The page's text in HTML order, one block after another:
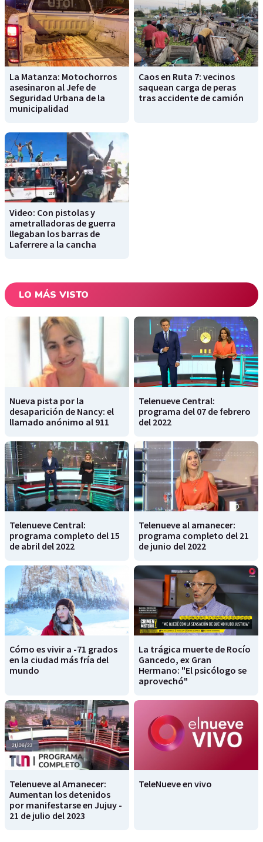
La Matanza: Motochorros
asesinaron al Jefe de
Seguridad Urbana de la
municipalidad
Caos en Ruta 7: vecinos
saquean carga de peras
tras accidente de camión
Video: Con pistolas y
ametralladoras de guerra
llegaban los barras de
Laferrere a la cancha
LO MÁS VISTO
Nueva pista por la
desaparición de Nancy: el
llamado anónimo al 911
Telenueve Central:
programa del 07 de febrero
del 2022
Telenueve Central:
programa completo del 15
de abril del 2022
Telenueve al amanecer:
programa completo del 21
de junio del 2022
Cómo es vivir a -71 grados
en la ciudad más fría del
mundo
La trágica muerte de Rocío
Gancedo, ex Gran
Hermano: "El psicólogo se
aprovechó"
Telenueve al Amanecer:
Aumentan los detenidos
por manifestarse en Jujuy -
21 de julio del 2023
TeleNueve en vivo